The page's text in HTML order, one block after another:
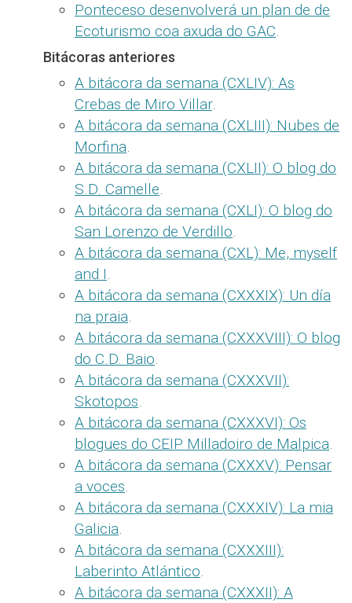
Ponteceso desenvolverá un plan de de
Ecoturismo coa axuda do GAC.
Bitácoras anteriores
A bitácora da semana (CXLIV): As
Crebas de Miro Villar.
A bitácora da semana (CXLIII): Nubes de
Morfina.
A bitácora da semana (CXLII): O blog do
S.D. Camelle.
A bitácora da semana (CXLI): O blog do
San Lorenzo de Verdillo.
A bitácora da semana (CXL): Me, myself
and I.
A bitácora da semana (CXXXIX): Un día
na praia.
A bitácora da semana (CXXXVIII): O blog
do C.D. Baio.
A bitácora da semana (CXXXVII):
Skotopos.
A bitácora da semana (CXXXVI): Os
blogues do CEIP Milladoiro de Malpica.
A bitácora da semana (CXXXV): Pensar
a voces.
A bitácora da semana (CXXXIV): La mia
Galicia.
A bitácora da semana (CXXXIII):
Laberinto Atlántico.
A bitácora da semana (CXXXII): A